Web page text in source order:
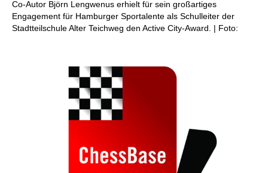
Co-Autor Björn Lengwenus erhielt für sein großartiges
Engagement für Hamburger Sportalente als Schulleiter der
Stadtteilschule Alter Teichweg den Active City-Award. | Foto: